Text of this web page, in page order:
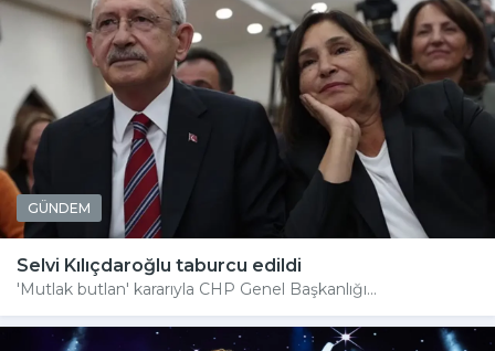
GÜNDEM
Selvi Kılıçdaroğlu taburcu edildi
'Mutlak butlan' kararıyla CHP Genel Başkanlığı...